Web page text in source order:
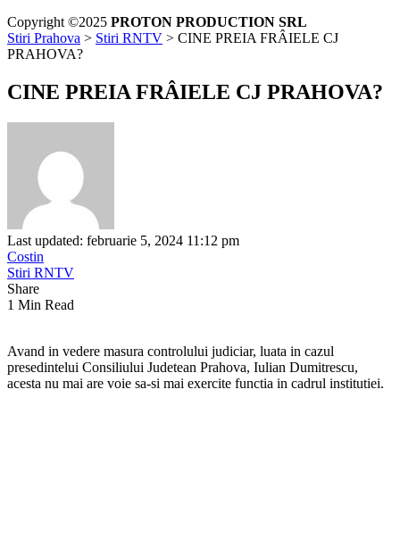
Copyright ©2025 PROTON PRODUCTION SRL
Stiri Prahova > Stiri RNTV > CINE PREIA FRÂIELE CJ
PRAHOVA?
CINE PREIA FRÂIELE CJ PRAHOVA?
Last updated: februarie 5, 2024 11:12 pm
Costin
Stiri RNTV
Share
1 Min Read
Avand in vedere masura controlului judiciar, luata in cazul
presedintelui Consiliului Judetean Prahova, Iulian Dumitrescu,
acesta nu mai are voie sa-si mai exercite functia in cadrul institutiei.